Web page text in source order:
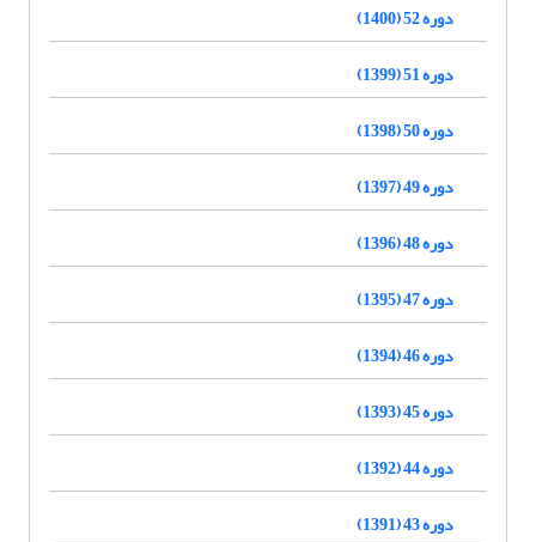
دوره 52 (1400)
دوره 51 (1399)
دوره 50 (1398)
دوره 49 (1397)
دوره 48 (1396)
دوره 47 (1395)
دوره 46 (1394)
دوره 45 (1393)
دوره 44 (1392)
دوره 43 (1391)